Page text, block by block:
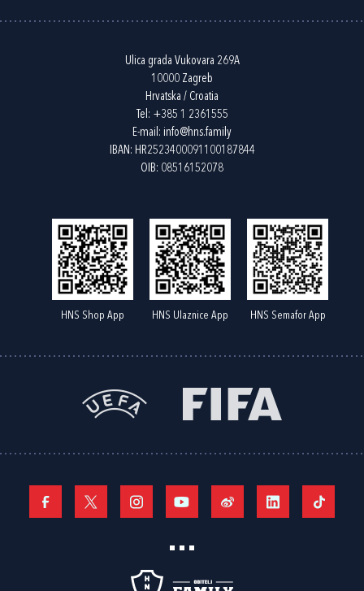
Ulica grada Vukovara 269A
10000 Zagreb
Hrvatska / Croatia
Tel: +385 1 2361555
E-mail: info@hns.family
IBAN: HR2523400091100187844
OIB: 08516152078
HNS Shop App HNS Ulaznice App HNS Semafor App